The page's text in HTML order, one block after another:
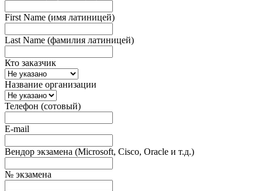
First Name (имя латиницей)
Last Name (фамилия латиницей)
Кто заказчик
Название организации
Телефон (сотовый)
E-mail
Вендор экзамена (Microsoft, Cisco, Oracle и т.д.)
№ экзамена